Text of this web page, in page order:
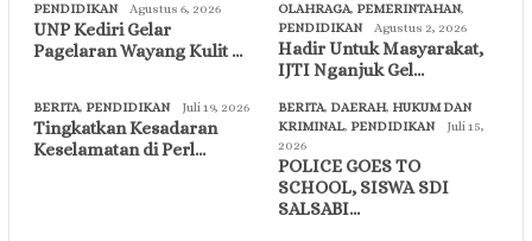
PENDIDIKAN
Agustus 6, 2026
UNP Kediri Gelar
Pagelaran Wayang Kulit …
OLAHRAGA, PEMERINTAHAN,
PENDIDIKAN
Agustus 2, 2026
Hadir Untuk Masyarakat,
IJTI Nganjuk Gel…
BERITA, PENDIDIKAN Juli 19, 2026
Tingkatkan Kesadaran
Keselamatan di Perl…
BERITA, DAERAH, HUKUM DAN
KRIMINAL, PENDIDIKAN
Juli 15,
2026
POLICE GOES TO
SCHOOL, SISWA SDI
SALSABI…